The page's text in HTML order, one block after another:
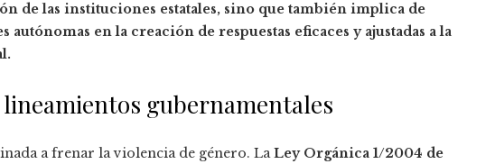
de las instituciones estatales, sino que también implica de
autónomas en la creación de respuestas eficaces y ajustadas a la
lineamientos gubernamentales
a frenar la violencia de género. LaLey Orgánica 1/2004 de